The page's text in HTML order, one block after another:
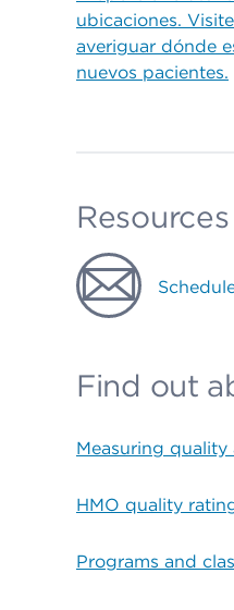
ubicaciones.
averiguar dónde
nuevos pacientes.
Resources
Find out
Measuring
HMO quality
Programs and